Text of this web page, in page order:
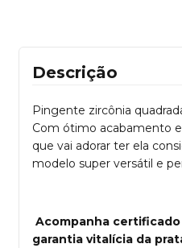
Descrição
Pingente zircônia
Com ótimo acabamento
que vai adorar ter ela
modelo super versátil e
Acompanha
garantia vitalícia da